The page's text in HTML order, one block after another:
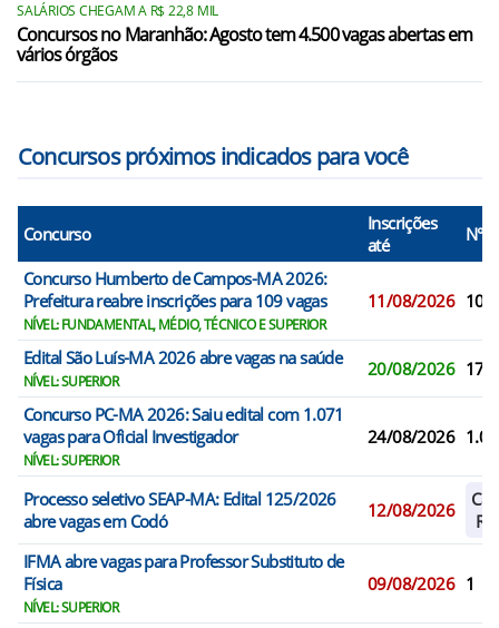
SALÁRIOS CHEGAM A R$ 22,8 MIL
Concursos no Maranhão: Agosto tem 4.500 vagas abertas em
vários órgãos
Concursos próximos indicados para você
Concurso
Inscrições
até
N°
Concurso Humberto de Campos-MA 2026:
Prefeitura reabre inscrições para 109 vagas
NÍVEL: FUNDAMENTAL, MÉDIO, TÉCNICO E SUPERIOR
11/08/2026 109
Edital São Luís-MA 2026 abre vagas na saúde
NÍVEL: SUPERIOR
20/08/2026 177
Concurso PC-MA 2026: Saiu edital com 1.071
vagas para Oficial Investigador
NÍVEL: SUPERIOR
24/08/2026
Processo seletivo SEAP-MA: Edital 125/2026
abre vagas em Codó
12/08/2026
IFMA abre vagas para Professor Substituto de
Física
NÍVEL: SUPERIOR
09/08/2026 1